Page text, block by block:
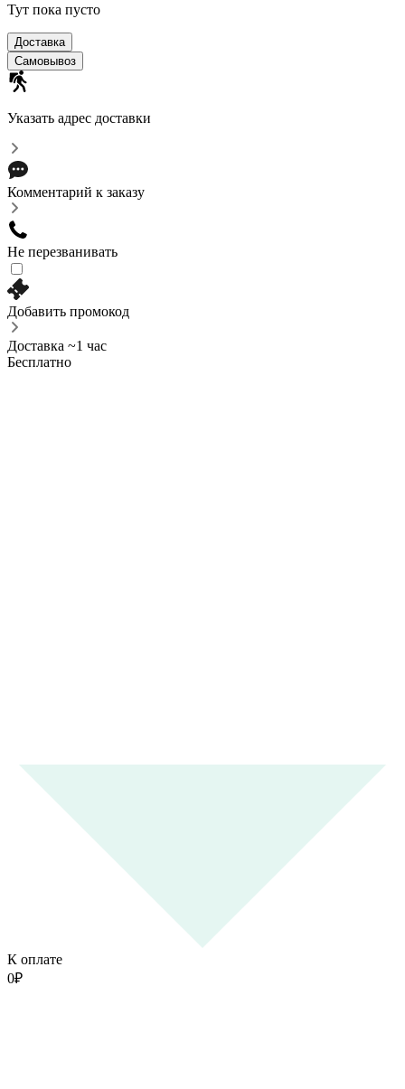
Тут пока пусто
Доставка
Самовывоз
Указать адрес доставки
Комментарий к заказу
Не перезванивать
Добавить промокод
Доставка ~1 час
Бесплатно
К оплате
0₽